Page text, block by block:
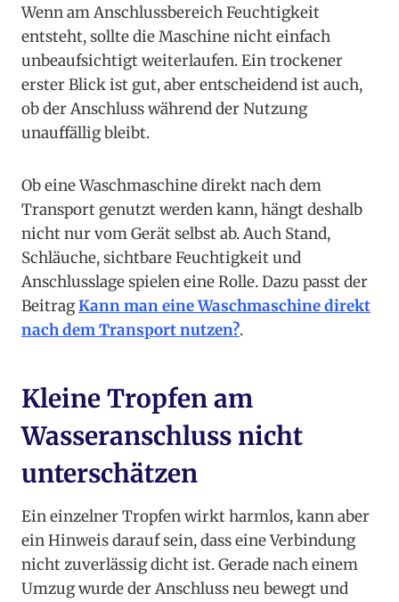
Wenn am Anschlussbereich Feuchtigkeit
entsteht, sollte die Maschine nicht einfach
unbeaufsichtigt weiterlaufen. Ein trockener
erster Blick ist gut, aber entscheidend ist auch,
ob der Anschluss während der Nutzung
unauffällig bleibt.
Ob eine Waschmaschine direkt nach dem
Transport genutzt werden kann, hängt deshalb
nicht nur vom Gerät selbst ab. Auch Stand,
Schläuche, sichtbare Feuchtigkeit und
Anschlusslage spielen eine Rolle. Dazu passt der
BeitragKann man eine Waschmaschine direkt
nach dem Transport nutzen?.
Kleine Tropfen am
Wasseranschluss nicht
unterschätzen
Ein einzelner Tropfen wirkt harmlos, kann aber
ein Hinweis darauf sein, dass eine Verbindung
nicht zuverlässig dicht ist. Gerade nach einem
Umzug wurde der Anschluss neu bewegt und